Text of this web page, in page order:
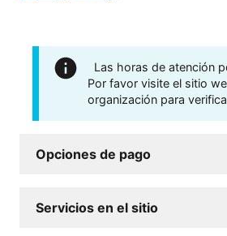
Las horas de atención
Por favor visite el sitio
organización para
Opciones de pago
Servicios en el sitio